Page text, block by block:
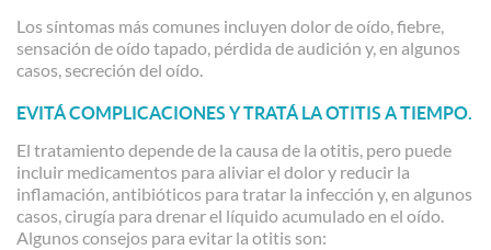
Los síntomas más comunes incluyen dolor de oído, fiebre,
sensación de oído tapado, pérdida de audición y, en algunos
casos, secreción del oído.
EVITÁ COMPLICACIONES Y TRATÁ LA OTITIS A TIEMPO.
El tratamiento depende de la causa de la otitis, pero puede
incluir medicamentos para aliviar el dolor y reducir la
inflamación, antibióticos para tratar la infección y, en algunos
casos, cirugía para drenar el líquido acumulado en el oído.
Algunos consejos para evitar la otitis son: